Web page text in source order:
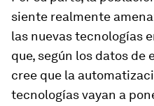
siente realmente
las nuevas tecnologías
que, según los datos de
cree que la
tecnologías vayan a